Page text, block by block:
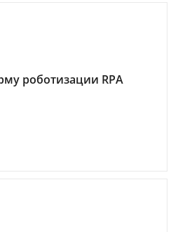
роботизации RPA